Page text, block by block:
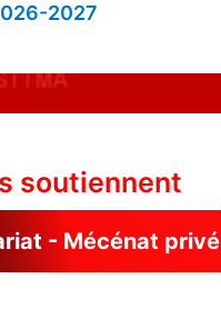
2027
soutiennent
- Mécénat privé